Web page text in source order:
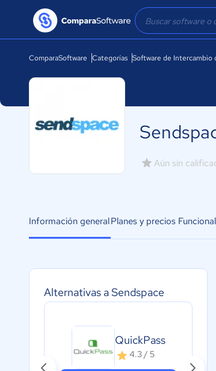
ComparaSoftware Categorías Software de Intercambio
Aún sin
Información generalPlanes y precios
Alternativas a Sendspace
QuickPass
4.3 / 5